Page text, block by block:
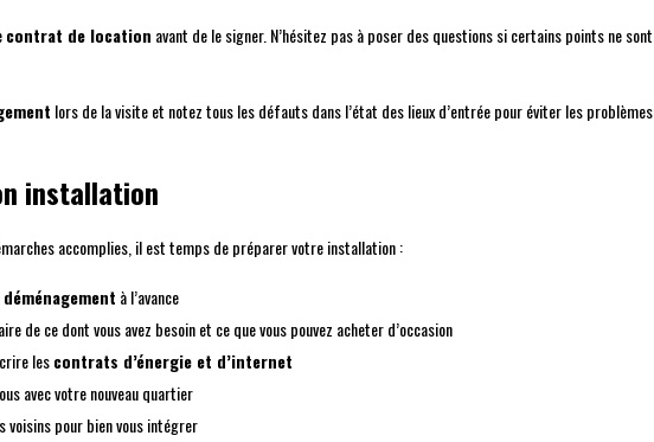
contrat de location avant de le signer. N’hésitez pas à poser des questions si certains points ne sont
lors de la visite et notez tous les défauts dans l’état des lieux d’entrée pour éviter les problèmes
installation
accomplies, il est temps de préparer votre installation :
déménagement à l’avance
de ce dont vous avez besoin et ce que vous pouvez acheter d’occasion
lescontrats d’énergie et d’internet
avec votre nouveau quartier
voisins pour bien vous intégrer